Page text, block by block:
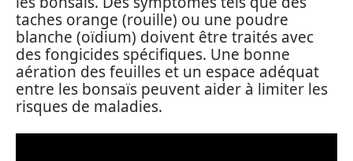
taches orange (rouille) ou une poudre
blanche (oïdium) doivent être traités avec
des fongicides spécifiques. Une bonne
aération des feuilles et un espace adéquat
entre les bonsaïs peuvent aider à limiter les
risques de maladies.